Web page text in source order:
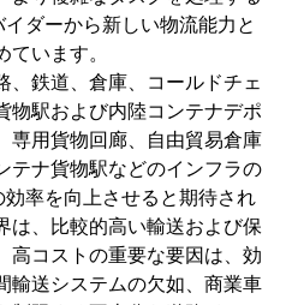
ダーから新しい物流能力と
います。
、鉄道、倉庫、コールドチェ
物駅および内陸コンテナデポ
専用貨物回廊、自由貿易倉庫
テナ貨物駅などのインフラの
率を向上させると期待され
は、比較的高い輸送および保
高コストの重要な要因は、効
輸送システムの欠如、商業車